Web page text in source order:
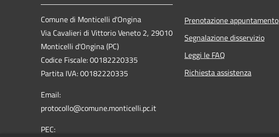
Comune di Monticelli d'Ongina
Via Cavalieri di Vittorio Veneto 2, 29010
Monticelli d'Ongina (PC)
Codice Fiscale: 00182220335
Partita IVA: 00182220335
Email:
protocollo@comune.monticelli.pc.it
PEC:
Prenotazione appuntamento
Segnalazione disservizio
Leggi le FAQ
Richiesta assistenza